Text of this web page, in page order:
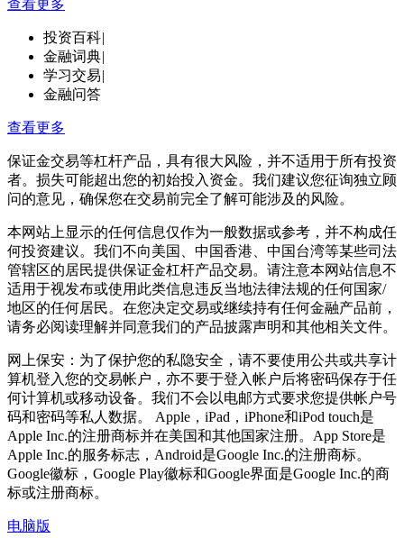
查看更多
投资百科|
金融词典|
学习交易|
金融问答
查看更多
保证金交易等杠杆产品，具有很大风险，并不适用于所有投资
者。损失可能超出您的初始投入资金。我们建议您征询独立顾
问的意见，确保您在交易前完全了解可能涉及的风险。
本网站上显示的任何信息仅作为一般数据或参考，并不构成任
何投资建议。我们不向美国、中国香港、中国台湾等某些司法
管辖区的居民提供保证金杠杆产品交易。请注意本网站信息不
适用于视发布或使用此类信息违反当地法律法规的任何国家/
地区的任何居民。在您决定交易或继续持有任何金融产品前，
请务必阅读理解并同意我们的产品披露声明和其他相关文件。
网上保安：为了保护您的私隐安全，请不要使用公共或共享计
算机登入您的交易帐户，亦不要于登入帐户后将密码保存于任
何计算机或移动设备。我们不会以电邮方式要求您提供帐户号
码和密码等私人数据。 Apple，iPad，iPhone和iPod touch是
Apple Inc.的注册商标并在美国和其他国家注册。App Store是
Apple Inc.的服务标志，Android是Google Inc.的注册商标。
Google徽标，Google Play徽标和Google界面是Google Inc.的商
标或注册商标。
电脑版